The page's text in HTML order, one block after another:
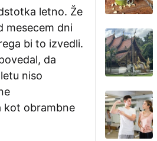
letno. Že
mesecem dni
bi to izvedli.
da
niso
kot obrambne